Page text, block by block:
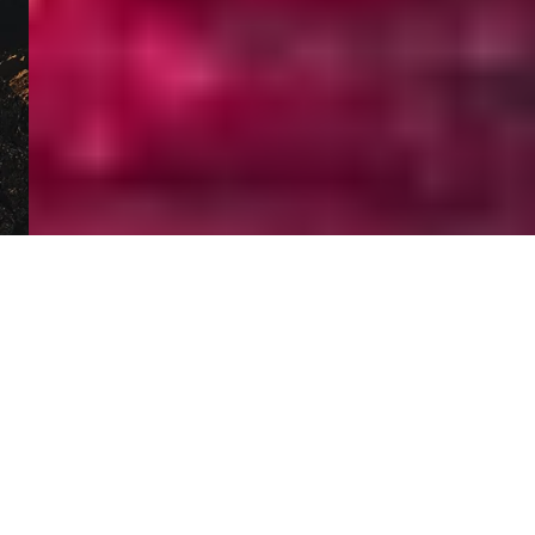
herbiers de posidonies constitue un
véritable aquarium naturel. Masque et
tuba en main, vous croiserez des bancs
territoriales, des chirurgiens bleus, des